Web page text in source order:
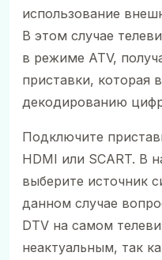
использование
В этом случае
в режиме ATV,
приставки, которая
декодированию
Подключите
HDMI или SCART. В
выберите источник
данном случае
DTV на самом
неактуальным, так